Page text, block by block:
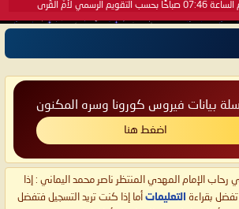
بيانات فيروس كورونا وسره المكنون
اضغط هنا
رحاب الإمام المهدي المنتظر ناصر محمد اليماني : إذا
تفضل بقراءة التعليمات أما إذا كنت تريد التسجيل فتفضل